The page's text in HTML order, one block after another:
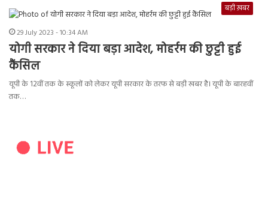
बड़ी ख़बर
29 July 2023 - 10:34 AM
योगी सरकार ने दिया बड़ा आदेश, मोहर्रम की छुट्टी हुई
कैंसिल
यूपी के 12वीं तक के स्‍कूलों को लेकर यूपी सरकार के तरफ से बड़ी खबर है। यूपी के बारहवीं
तक…